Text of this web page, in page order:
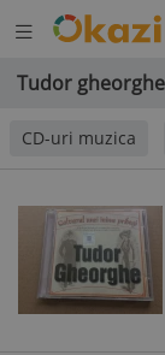
Deschide
meniul
Tudor
CD-uri muzica